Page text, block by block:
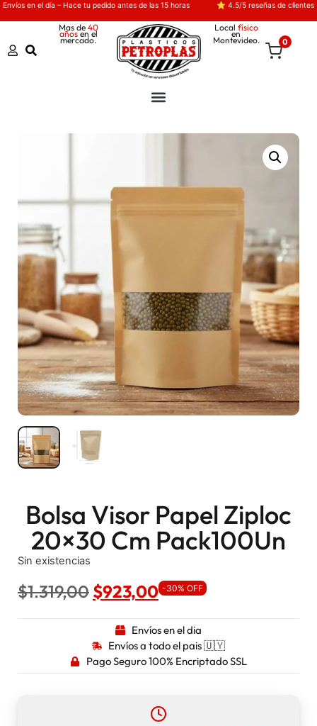
Envíos en el día – Hace tu pedido antes de las 15 horas ⭐ 4.5/5 reseñas de clientes
Mas de 40
añosen el
mercado.
Local físico
en
Montevideo. 0
Bolsa Visor Papel Ziploc
20×30 Cm Pack100Un
Sin existencias
$1.319,00 $923,00 -30% OFF
Envíos en el dia
Envíos a todo el pais 🇺🇾
Pago Seguro 100% Encriptado SSL